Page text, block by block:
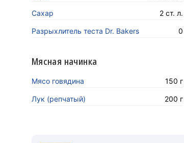
Сахар 2 ст. л.
Разрыхлитель теста Dr. Bakers 0
Мясная начинка
Мясо говядина 150 г
Лук (репчатый) 200 г